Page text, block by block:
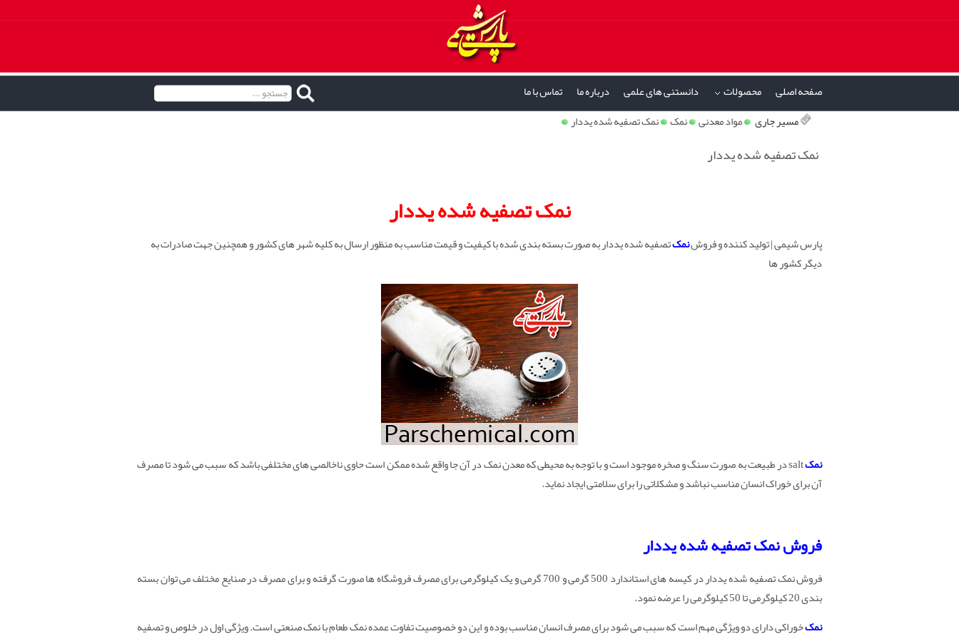
صفحه اصلی محصولات دانستنی های علمی درباره ما
تماس با ما
مسیر جاری
» مواد معدنی نمک نمک تصفیه شده یددار
نمک تصفیه شده یددار
نمک تصفیه شده یددار
پارس شیمی | تولید کننده و فروشنمکتصفیه شده یددار به صورت بسته بندی شده با کیفیت و قیمت مناسب به منظور ارسال به کلیه شهر های کشور و همچنین جهت صادرات به
دیگر کشور ها
نمک
salt در طبیعت به صورت سنگ و صخره موجود است و با توجه به محیطی که معدن نمک در آن جا واقع شده ممکن است حاوی ناخالصی های مختلفی باشد که سبب می شود تا مصرف
آن برای خوراک انسان مناسب نباشد و مشکلاتی را برای سلامتی ایجاد نماید.
فروش نمک تصفیه شده یددار
فروش نمک تصفیه شده یددار در کیسه های استاندارد 500 گرمی و 700 گرمی و یک کیلوگرمی برای مصرف فروشگاه ها صورت گرفته و برای مصرف در صنایع مختلف می توان بسته
بندی 20 کیلوگرمی تا 50 کیلوگرمی را عرضه نمود.
نمکخوراکی دارای دو ویژگی مهم است که سبب می شود برای مصرف انسان مناسب بوده و این دو خصوصیت تفاوت عمده نمک طعام با نمک صنعتی است. ویژگی اول در خلوص و تصفیه